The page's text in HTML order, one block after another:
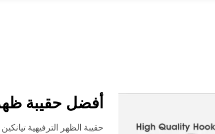
أفضل حقيبة
حقيبة الظهر الترفيهية